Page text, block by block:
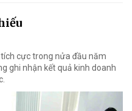
cực trong nửa đầu năm
ghi nhận kết quả kinh doanh